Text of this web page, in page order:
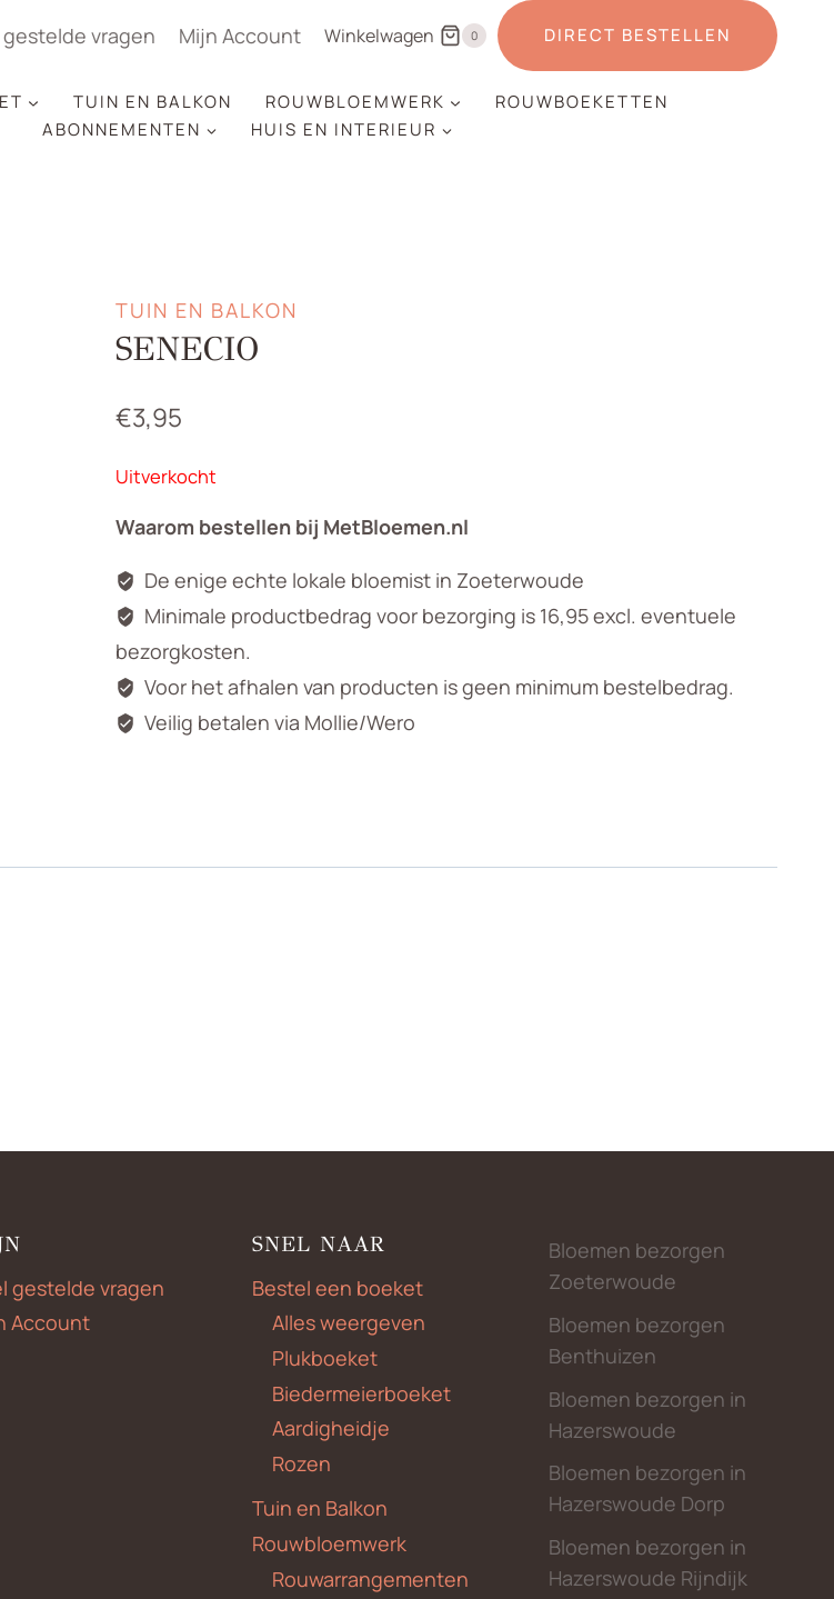
gestelde vragen Mijn Account Winkelwagen 0 DIRECT BESTELLEN
TUIN EN BALKON ROUWBLOEMWERK
ROUWBOEKETTEN
ABONNEMENTEN
HUIS EN INTERIEUR
TUIN EN BALKON
SENECIO
€3,95
Uitverkocht
Waarom bestellen bij MetBloemen.nl
De enige echte lokale bloemist in Zoeterwoude
Minimale productbedrag voor bezorging is 16,95 excl. eventuele
bezorgkosten.
Voor het afhalen van producten is geen minimum bestelbedrag.
Veilig betalen via Mollie/Wero
gestelde vragen
Account
SNEL NAAR
Bestel een boeket
Alles weergeven
Plukboeket
Biedermeierboeket
Aardigheidje
Rozen
Tuin en Balkon
Rouwbloemwerk
Rouwarrangementen
Bloemen bezorgen
Zoeterwoude
Bloemen bezorgen
Benthuizen
Bloemen bezorgen in
Hazerswoude
Bloemen bezorgen in
Hazerswoude Dorp
Bloemen bezorgen in
Hazerswoude Rijndijk